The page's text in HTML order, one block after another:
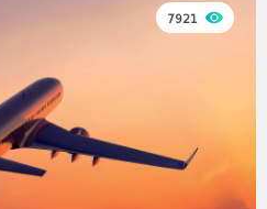
7921